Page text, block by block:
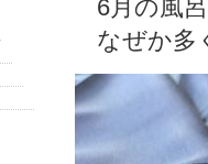
6月の風
なぜか多